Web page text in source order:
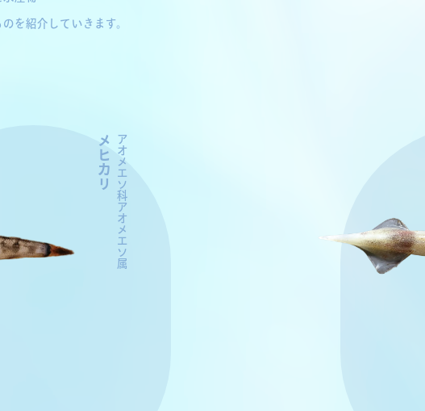
を紹介していきます。
メヒカリアオメエソ科アオメエソ属